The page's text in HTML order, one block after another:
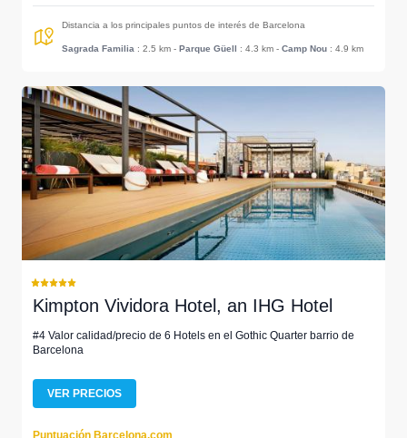
Distancia a los principales puntos de interés de Barcelona
Sagrada Familia : 2.5 km - Parque Güell : 4.3 km - Camp Nou : 4.9 km
Kimpton Vividora Hotel, an IHG Hotel
#4 Valor calidad/precio de 6 Hotels en el Gothic Quarter barrio de
Barcelona
VER PRECIOS
Puntuación Barcelona.com